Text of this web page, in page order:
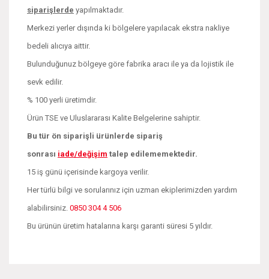
siparişlerde yapılmaktadır.
Merkezi yerler dışında ki bölgelere yapılacak ekstra nakliye
bedeli alıcıya aittir.
Bulunduğunuz bölgeye göre fabrika aracı ile ya da lojistik ile
sevk edilir.
% 100 yerli üretimdir.
Ürün TSE ve Uluslararası Kalite Belgelerine sahiptir.
Bu tür ön siparişli ürünlerde sipariş
sonrası iade/değişim talep edilememektedir.
15 iş günü içerisinde kargoya verilir.
Her türlü bilgi ve sorularınız için uzman ekiplerimizden yardım
alabilirsiniz. 0850 304 4 506
Bu ürünün üretim hatalarına karşı garanti süresi 5 yıldır.